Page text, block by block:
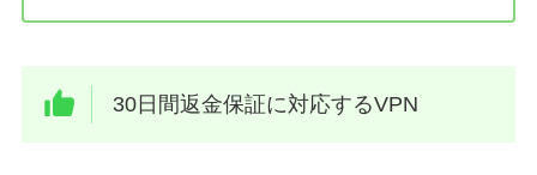
30日間返金保証に対応するVPN